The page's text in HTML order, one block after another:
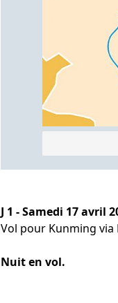
J 1 - Samedi 17 avril
Vol pour Kunming via
Nuit en vol.